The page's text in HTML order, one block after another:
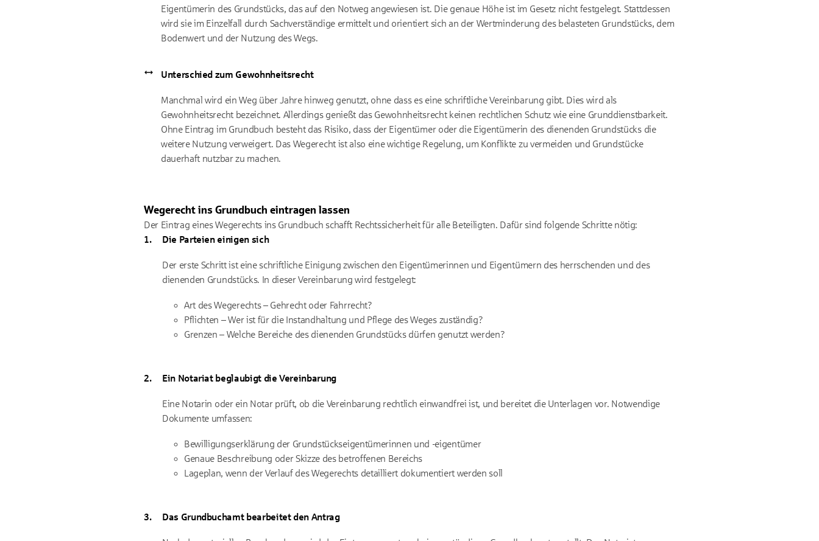
Eigentümerin des Grundstücks, das auf den Notweg angewiesen ist. Die genaue Höhe ist im Gesetz nicht festgelegt. Stattdessen
wird sie im Einzelfall durch Sachverständige ermittelt und orientiert sich an der Wertminderung des belasteten Grundstücks, dem
Bodenwert und der Nutzung des Wegs.
Unterschied zum Gewohnheitsrecht
Manchmal wird ein Weg über Jahre hinweg genutzt, ohne dass es eine schriftliche Vereinbarung gibt. Dies wird als
Gewohnheitsrecht bezeichnet. Allerdings genießt das Gewohnheitsrecht keinen rechtlichen Schutz wie eine Grunddienstbarkeit.
Ohne Eintrag im Grundbuch besteht das Risiko, dass der Eigentümer oder die Eigentümerin des dienenden Grundstücks die
weitere Nutzung verweigert. Das Wegerecht ist also eine wichtige Regelung, um Konflikte zu vermeiden und Grundstücke
dauerhaft nutzbar zu machen.
Wegerecht ins Grundbuch eintragen lassen
Der Eintrag eines Wegerechts ins Grundbuch schafft Rechtssicherheit für alle Beteiligten. Dafür sind folgende Schritte nötig:
Die Parteien einigen sich
Der erste Schritt ist eine schriftliche Einigung zwischen den Eigentümerinnen und Eigentümern des herrschenden und des
dienenden Grundstücks. In dieser Vereinbarung wird festgelegt:
Art des Wegerechts – Gehrecht oder Fahrrecht?
Pflichten – Wer ist für die Instandhaltung und Pflege des Weges zuständig?
Grenzen – Welche Bereiche des dienenden Grundstücks dürfen genutzt werden?
Ein Notariat beglaubigt die Vereinbarung
Eine Notarin oder ein Notar prüft, ob die Vereinbarung rechtlich einwandfrei ist, und bereitet die Unterlagen vor. Notwendige
Dokumente umfassen:
Bewilligungserklärung der Grundstückseigentümerinnen und -eigentümer
Genaue Beschreibung oder Skizze des betroffenen Bereichs
Lageplan, wenn der Verlauf des Wegerechts detailliert dokumentiert werden soll
Das Grundbuchamt bearbeitet den Antrag